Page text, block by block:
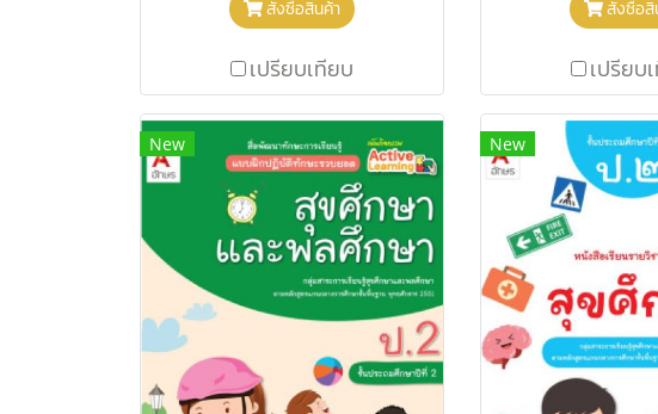
สั่งซื้อสินค้า
เปรียบเทียบ
สั่งซื้อสิ
เปรียบ
New New